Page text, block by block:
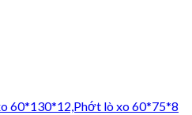
60*130*12,Phớt lò xo 60*75*8